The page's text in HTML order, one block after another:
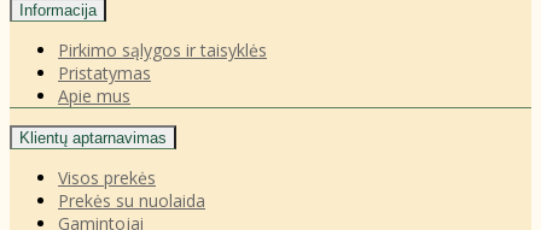
Informacija
Pirkimo sąlygos ir taisyklės
Pristatymas
Apie mus
Klientų aptarnavimas
Visos prekės
Prekės su nuolaida
Gamintojai